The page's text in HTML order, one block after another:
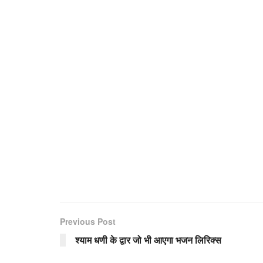
Previous Post
श्याम धणी के द्वार जो भी आएगा भजन लिरिक्स